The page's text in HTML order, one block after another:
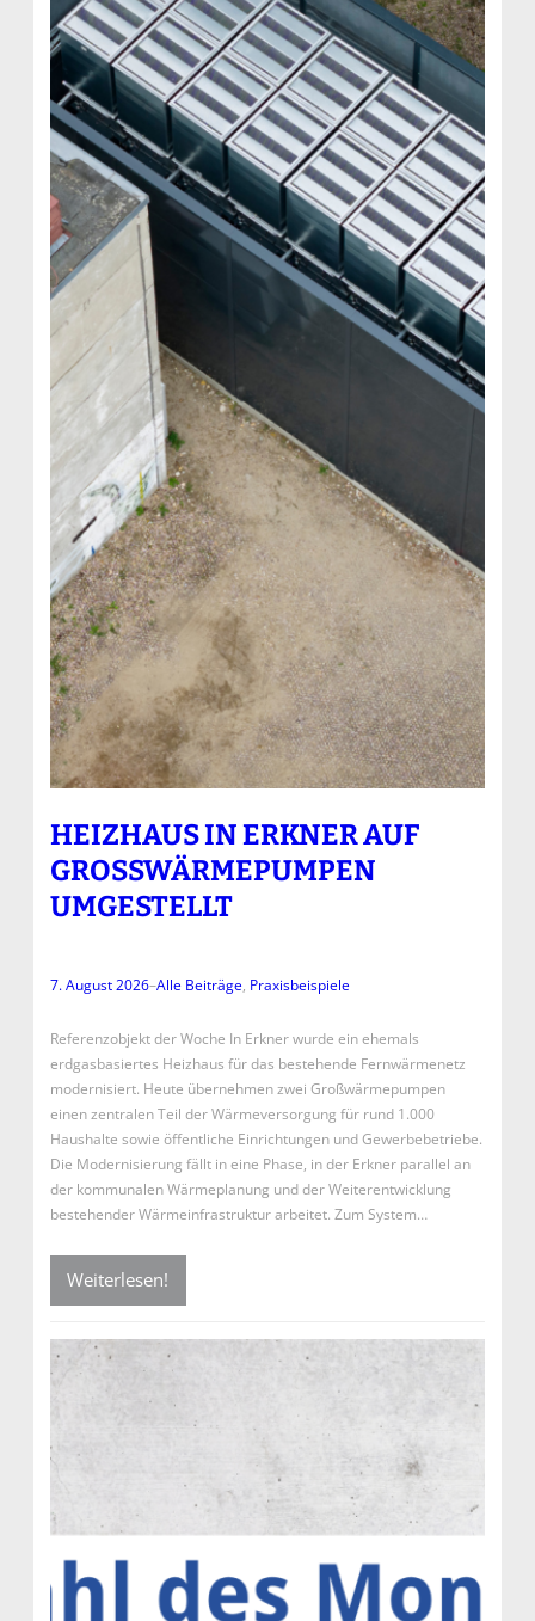
HEIZHAUS IN ERKNER AUF
GROSSWÄRMEPUMPEN U
MGESTELLT
7. August 2026–Alle Beiträge, Praxisbeispiele
Referenzobjekt der Woche In Erkner wurde ein ehemals
erdgasbasiertes Heizhaus für das bestehende Fernwärmenetz
modernisiert. Heute übernehmen zwei Großwärmepumpen
einen zentralen Teil der Wärmeversorgung für rund 1.000
Haushalte sowie öffentliche Einrichtungen und Gewerbebetriebe.
Die Modernisierung fällt in eine Phase, in der Erkner parallel an
der kommunalen Wärmeplanung und der Weiterentwicklung
bestehender Wärmeinfrastruktur arbeitet. Zum System…
Weiterlesen!